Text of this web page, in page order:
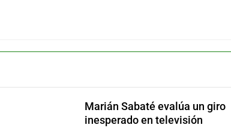
Marián Sabaté evalúa un giro
inesperado en televisión